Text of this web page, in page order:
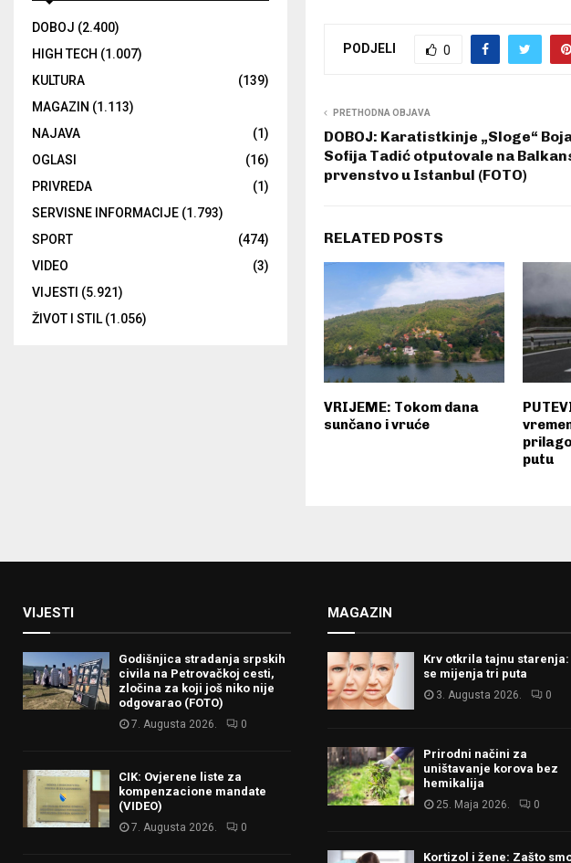
PODJELI 0
PRETHODNA OBJAVA
DOBOJ: Karatistkinje „Sloge“
Sofija Tadić otputovale na
prvenstvo u Istanbul (FOTO)
RELATED POSTS
VRIJEME: Tokom dana
sunčano i vruće
putu
DOBOJ (2.400)
HIGH TECH (1.007)
KULTURA
(139)
MAGAZIN (1.113)
NAJAVA
(1)
OGLASI
(16)
PRIVREDA
(1)
SERVISNE INFORMACIJE (1.793)
SPORT
(474)
VIDEO
(3)
VIJESTI (5.921)
ŽIVOT I STIL(1.056)
VIJESTI
Godišnjica stradanja srpskih
civila na Petrovačkoj cesti,
zločina za koji još niko nije
odgovarao (FOTO)
7. Augusta 2026. 0
CIK: Ovjerene liste za
kompenzacione mandate
(VIDEO)
7. Augusta 2026. 0
MAGAZIN
Krv otkrila tajnu starenja:
se mijenja tri puta
3. Augusta 2026. 0
Prirodni načini za
uništavanje korova bez
hemikalija
25. Maja 2026. 0
Kortizol i žene: Zašto